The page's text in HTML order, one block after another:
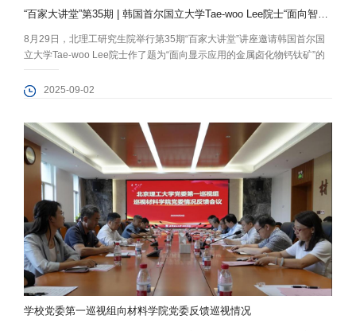
8月29日，北理工研究生院举行第35期“百家大讲堂”讲座邀请韩国首尔国
立大学Tae-woo Lee院士作了题为“面向显示应用的金属卤化物钙钛矿”的
专题报告。活动由材料学院承办，报告由材料学院钟海政教授主持。 Tae-
woo Lee院士围绕新型显示技术的发展需求，系统阐述了金属卤化物钙钛
2025-09-02
学校党委第一巡视组向材料学院党委反馈巡视情况